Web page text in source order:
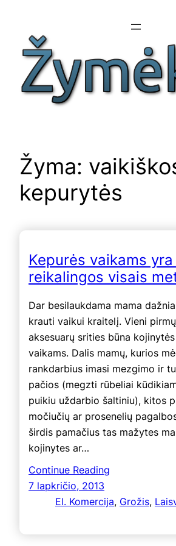
turinio
Žyma:
kepurytės
Kepurės vaikams
reikalingos visais
Dar besilaukdama mama
krauti vaikui kraitelį. Vieni
aksesuarų srities būna
vaikams. Dalis mamų, kurios
rankdarbius imasi mezgimo ir
pačios (megzti rūbeliai
puikiu uždarbio šaltiniu), kitos
močiučių ar prosenelių
širdis pamačius tas mažytes
kojinytes ar…
Continue Reading
7 lapkričio, 2013
El. Komercija, Grožis,